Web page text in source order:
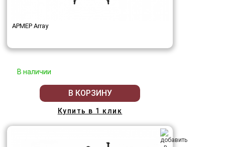
АРМЕР Array
В наличии
В КОРЗИНУ
Купить в 1 клик